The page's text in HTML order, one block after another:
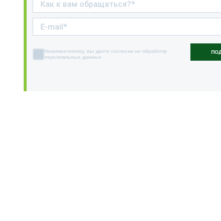
Нажимая кнопку, вы даете согласие на обработку
персональных данных